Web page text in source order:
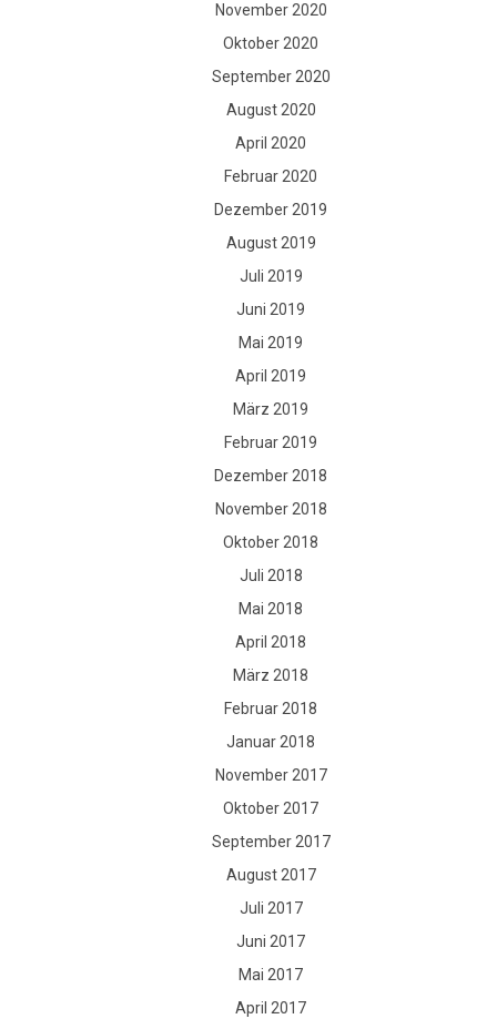
November 2020
Oktober 2020
September 2020
August 2020
April 2020
Februar 2020
Dezember 2019
August 2019
Juli 2019
Juni 2019
Mai 2019
April 2019
März 2019
Februar 2019
Dezember 2018
November 2018
Oktober 2018
Juli 2018
Mai 2018
April 2018
März 2018
Februar 2018
Januar 2018
November 2017
Oktober 2017
September 2017
August 2017
Juli 2017
Juni 2017
Mai 2017
April 2017